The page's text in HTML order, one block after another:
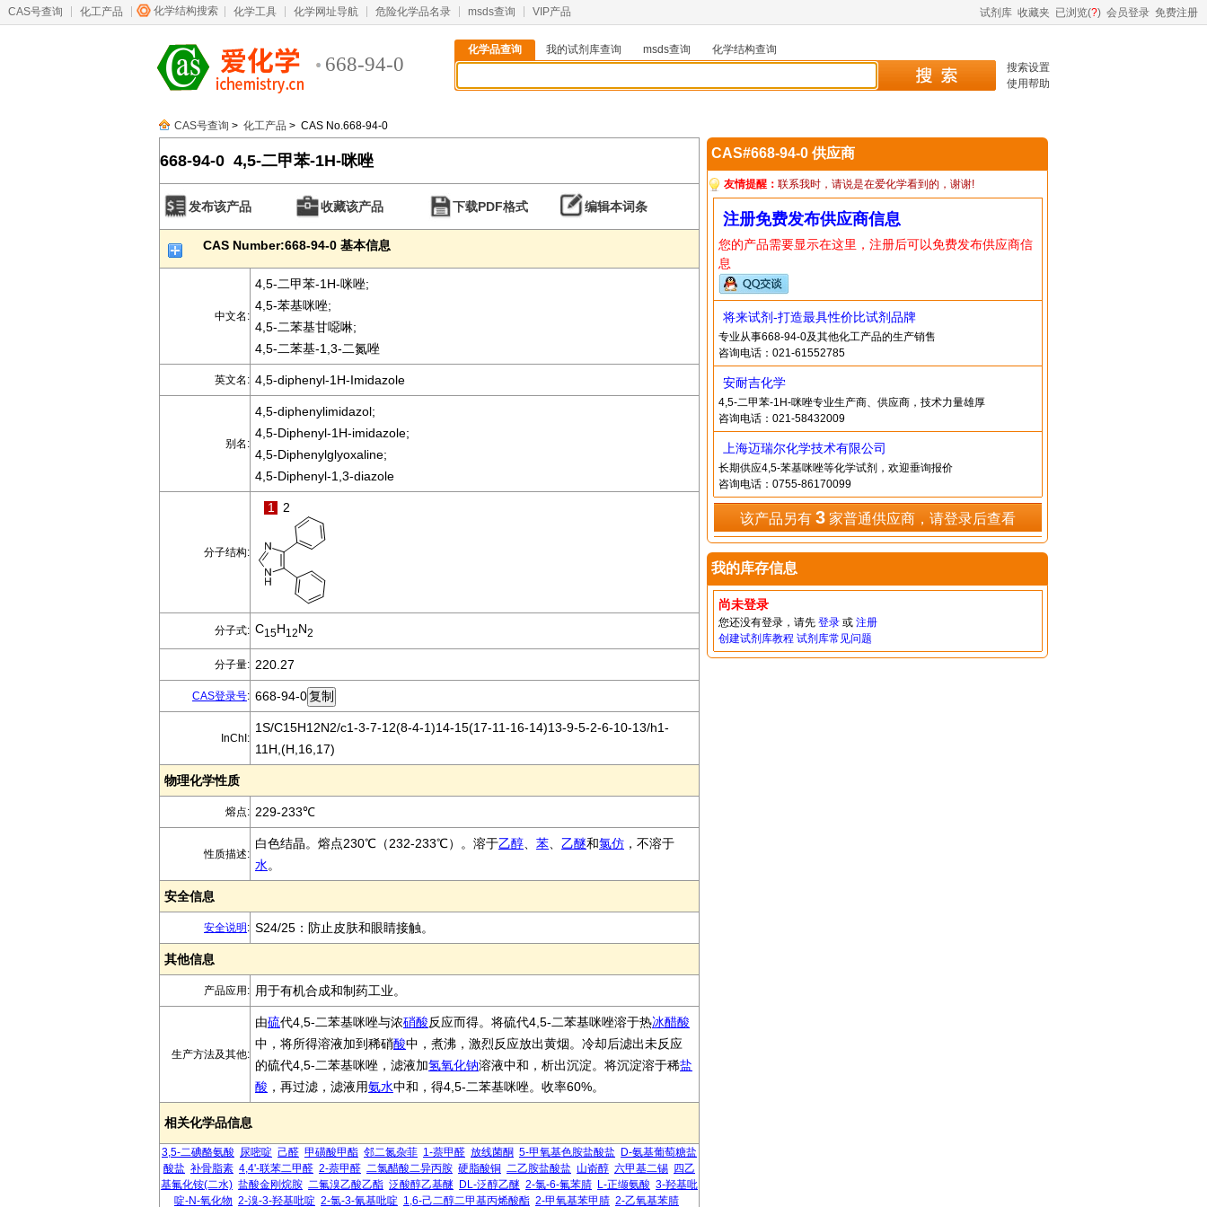
CAS号查询 化工产品 化学结构搜索 化学工具 化学网址导航 危险化学品名录 msds查询 VIP产品 试剂库 收藏夹 已浏览(?) 会员登录 免费注册
668-94-0
化学品查询 我的试剂库查询 msds查询
化学结构查询
搜索设置
使用帮助
CAS号查询 > 化工产品 > CAS No.668-94-0
668-94-0 4,5-二甲苯-1H-咪唑
发布该产品 收藏该产品 下载PDF格式 编辑本词条
CAS Number:668-94-0 基本信息
中文名:
4,5-二甲苯-1H-咪唑;
4,5-苯基咪唑;
4,5-二苯基甘噁啉;
4,5-二苯基-1,3-二氮唑
英文名: 4,5-diphenyl-1H-Imidazole
别名:
4,5-diphenylimidazol;
4,5-Diphenyl-1H-imidazole;
4,5-Diphenylglyoxaline;
4,5-Diphenyl-1,3-diazole
分子结构:
1 2
分子式: C15H12N2
分子量: 220.27
CAS登录号: 668-94-0
InChI:
1S/C15H12N2/c1-3-7-12(8-4-1)14-15(17-11-16-14)13-9-5-2-6-10-13/h1-
11H,(H,16,17)
物理化学性质
熔点: 229-233℃
性质描述:
白色结晶。熔点230℃（232-233℃）。溶于乙醇 苯 乙醚和氯仿 ，不溶于
水。
安全信息
安全说明 : S24/25：防止皮肤和眼睛接触。
其他信息
产品应用: 用于有机合成和制药工业。
生产方法及其他:
由硫代4,5-二苯基咪唑与浓硝酸反应而得。将硫代4,5-二苯基咪唑溶于热冰醋酸
中，将所得溶液加到稀硝酸中，煮沸，激烈反应放出黄烟。冷却后滤出未反应
的硫代4,5-二苯基咪唑，滤液加氢氧化钠溶液中和，析出沉淀。将沉淀溶于稀盐
酸 ，再过滤，滤液用氨水中和，得4,5-二苯基咪唑。收率60%。
相关化学品信息
3,5-二碘酪氨酸 尿嘧啶 己醛 甲磺酸甲酯 邻二氮杂菲 1-萘甲醛 放线菌酮 5-甲氧基色胺盐酸盐
D-氨基葡萄糖盐
酸盐 补骨脂素 4,4'-联苯二甲醛 2-萘甲醛 二氯醋酸二异丙胺 硬脂酸铜 二乙胺盐酸盐 山嵛醇 六甲基二锡 四乙
基氟化铵(二水) 盐酸金刚烷胺 二氟溴乙酸乙酯 泛酸醇乙基醚 DL-泛醇乙醚 2-氯-6-氟苯腈 L-正缬氨酸 3-羟基吡
啶-N-氧化物 2-溴-3-羟基吡啶 2-氯-3-氰基吡啶 1,6-己二醇二甲基丙烯酸酯 2-甲氧基苯甲腈 2-乙氧基苯腈
CAS#668-94-0 供应商
友情提醒： 联系我时，请说是在爱化学看到的，谢谢!
注册免费发布供应商信息
您的产品需要显示在这里，注册后可以免费发布供应商信
息
将来试剂-打造最具性价比试剂品牌
专业从事668-94-0及其他化工产品的生产销售
咨询电话：021-61552785
安耐吉化学
4,5-二甲苯-1H-咪唑专业生产商、供应商，技术力量雄厚
咨询电话：021-58432009
上海迈瑞尔化学技术有限公司
长期供应4,5-苯基咪唑等化学试剂，欢迎垂询报价
咨询电话：0755-86170099
该产品另有 3家普通供应商，请登录后查看
我的库存信息
尚未登录
您还没有登录，请先 登录或 注册
创建试剂库教程 试剂库常见问题